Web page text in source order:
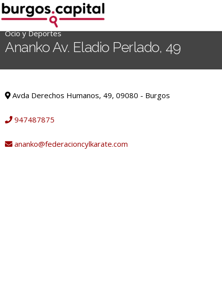
Ir
al
contenido
for:')
Ocio y Deportes
Ananko Av. Eladio Perlado, 49
Avda Derechos Humanos, 49, 09080 - Burgos
947487875
ananko@federacioncylkarate.com